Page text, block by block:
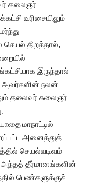
கலைஞர்
வரிசையிலும்
திறத்தால்,
இருந்தால்
அவர்களின் நலன்
தலைவர் கலைஞர்
மாநாட்டில்
அனைத்துத்
செயல்வடிவம்
தீர்மானங்களின்
பெண்களுக்குச்